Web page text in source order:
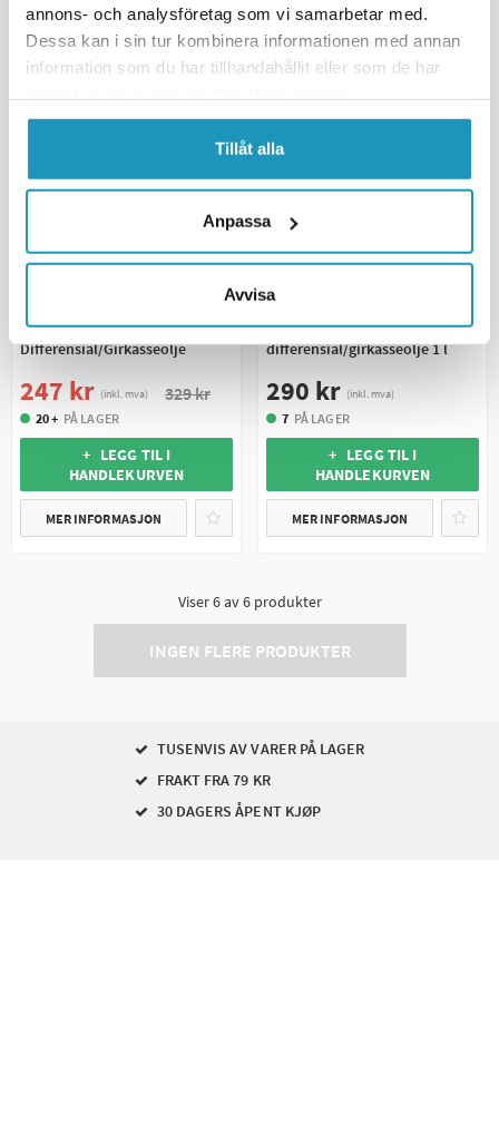
annons- och analysföretag som vi samarbetar med.
Dessa kan i sin tur kombinera informationen med annan
information som du har tillhandahållit eller som de har
Tillåt alla
Anpassa
Avvisa
UNIVERSAL
Limited Slip
Differensial/Girkasseolje
247 kr (inkl. mva) 329 kr
20 + PÅ LAGER
+ LEGG TIL I
HANDLEKURVEN
MER INFORMASJON
UNIVERSAL
Ipone Trans 4 80W90
differensial/girkasseolje 1 l
290 kr (inkl. mva)
7 PÅ LAGER
+ LEGG TIL I
HANDLEKURVEN
MER INFORMASJON
Viser6av6produkter
INGEN FLERE PRODUKTER
TUSENVIS AV VARER PÅ LAGER
FRAKT FRA 79 KR
30 DAGERS ÅPENT KJØP